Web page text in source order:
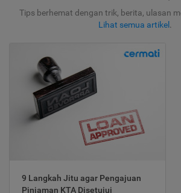
Tips berhemat dengan trik, berita, ulasan
Lihat semua artikel .
9 Langkah Jitu agar Pengajuan
Pinjaman KTA Disetujui